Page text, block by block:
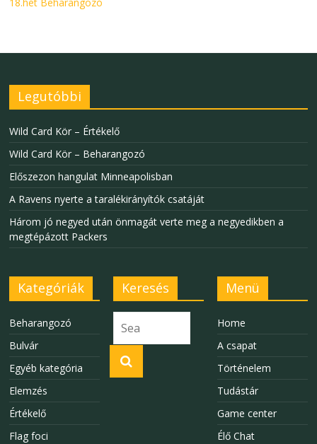
Legutóbbi
Wild Card Kör – Értékelő
Wild Card Kör – Beharangozó
Előszezon hangulat Minneapolisban
A Ravens nyerte a taralékirányítók csatáját
Három jó negyed után önmagát verte meg a negyedikben a
megtépázott Packers
Kategóriák
Beharangozó
Bulvár
Egyéb kategória
Elemzés
Értékelő
Flag foci
Keresés Menü
Home
A csapat
Történelem
Tudástár
Game center
Élő Chat